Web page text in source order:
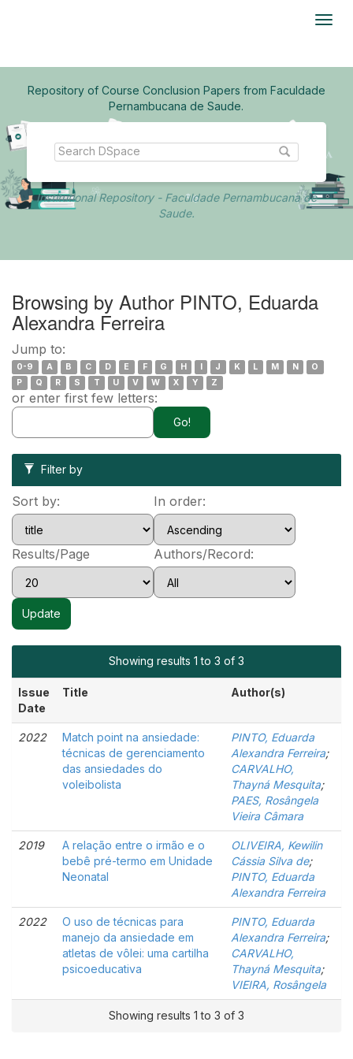
Repository of Course Conclusion Papers from Faculdade
Pernambucana de Saude.
Institutional Repository - Faculdade Pernambucana de
Saude.
Browsing by Author PINTO, Eduarda
Alexandra Ferreira
Jump to:
0-9 A B C D E F G H I J K L M N
O
P
Q R S T U V W X Y Z
or enter first few letters:
Filter by
Sort by: In order:
Results/Page Authors/Record:
Showing results 1 to 3 of 3
Issue
Date
Title Author(s)
2022
Match point na ansiedade:
técnicas de gerenciamento
das ansiedades do
voleibolista
PINTO, Eduarda
Alexandra Ferreira;
CARVALHO,
Thayná Mesquita;
PAES, Rosângela
Vieira Câmara
2019
A relação entre o irmão e o
bebê pré-termo em Unidade
Neonatal
OLIVEIRA, Kewilin
Cássia Silva de;
PINTO, Eduarda
Alexandra Ferreira
2022
O uso de técnicas para
manejo da ansiedade em
atletas de vôlei: uma cartilha
psicoeducativa
PINTO, Eduarda
Alexandra Ferreira;
CARVALHO,
Thayná Mesquita;
VIEIRA, Rosângela
Showing results 1 to 3 of 3